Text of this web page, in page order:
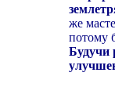
же
потому
Будучи